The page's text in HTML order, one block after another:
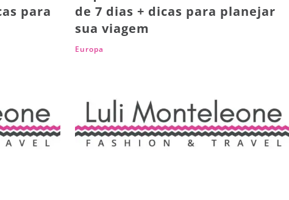
para
de 7 dias + dicas para planejar
sua viagem
Europa